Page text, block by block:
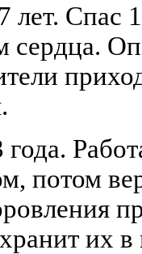
Спас
потом
их в